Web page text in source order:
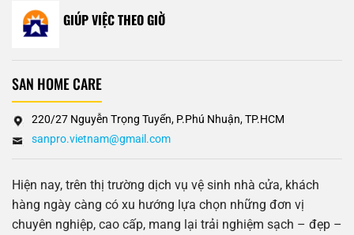
GIÚP VIỆC THEO GIỜ
SAN HOME CARE
220/27 Nguyễn Trọng Tuyển, P.Phú Nhuận, TP.HCM
sanpro.vietnam@gmail.com
Hiện nay, trên thị trường dịch vụ vệ sinh nhà cửa, khách
hàng ngày càng có xu hướng lựa chọn những đơn vị
chuyên nghiệp, cao cấp, mang lại trải nghiệm sạch – đẹp –